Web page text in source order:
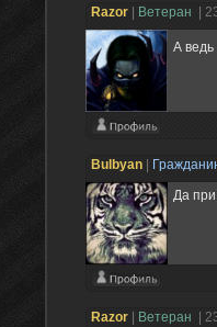
Razоr Ветеран |
А ведь
Bulbyan
Да при
Razоr Ветеран |